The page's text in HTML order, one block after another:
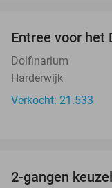
Entree voor het
Dolfinarium
Harderwijk
Verkocht: 21.533
2-gangen